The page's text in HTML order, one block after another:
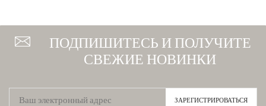
ПОДПИШИТЕСЬ И ПОЛУЧИТЕ
СВЕЖИЕ НОВИНКИ